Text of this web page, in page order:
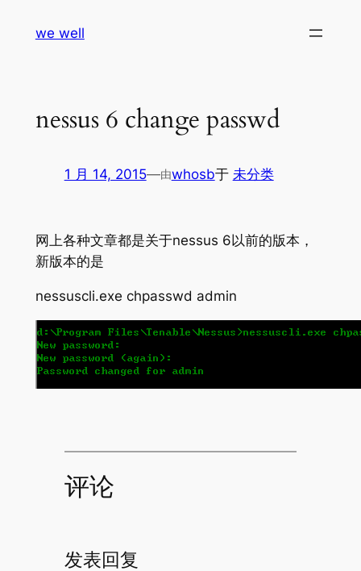
we well
nessus 6 change passwd
1 月 14, 2015—由whosb于 未分类
网上各种文章都是关于nessus 6以前的版本，
新版本的是
nessuscli.exe chpasswd admin
评论
发表回复